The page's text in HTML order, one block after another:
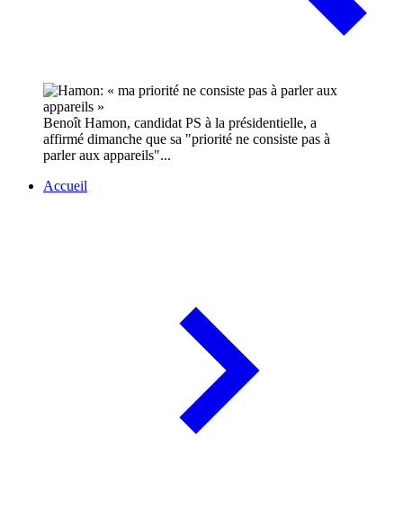
Benoît Hamon, candidat PS à la présidentielle, a
affirmé dimanche que sa "priorité ne consiste pas à
parler aux appareils"...
Accueil